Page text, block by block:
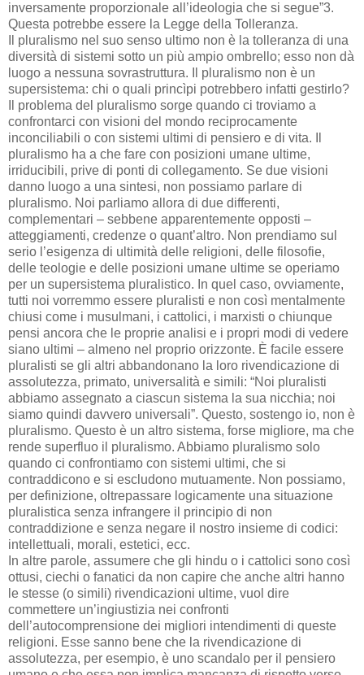
inversamente proporzionale all’ideologia che si segue”3.
Questa potrebbe essere la Legge della Tolleranza.
Il pluralismo nel suo senso ultimo non è la tolleranza di una
diversità di sistemi sotto un più ampio ombrello; esso non dà
luogo a nessuna sovrastruttura. Il pluralismo non è un
supersistema: chi o quali princìpi potrebbero infatti gestirlo?
Il problema del pluralismo sorge quando ci troviamo a
confrontarci con visioni del mondo reciprocamente
inconciliabili o con sistemi ultimi di pensiero e di vita. Il
pluralismo ha a che fare con posizioni umane ultime,
irriducibili, prive di ponti di collegamento. Se due visioni
danno luogo a una sintesi, non possiamo parlare di
pluralismo. Noi parliamo allora di due differenti,
complementari – sebbene apparentemente opposti –
atteggiamenti, credenze o quant’altro. Non prendiamo sul
serio l’esigenza di ultimità delle religioni, delle filosofie,
delle teologie e delle posizioni umane ultime se operiamo
per un supersistema pluralistico. In quel caso, ovviamente,
tutti noi vorremmo essere pluralisti e non così mentalmente
chiusi come i musulmani, i cattolici, i marxisti o chiunque
pensi ancora che le proprie analisi e i propri modi di vedere
siano ultimi – almeno nel proprio orizzonte. È facile essere
pluralisti se gli altri abbandonano la loro rivendicazione di
assolutezza, primato, universalità e simili: “Noi pluralisti
abbiamo assegnato a ciascun sistema la sua nicchia; noi
siamo quindi davvero universali”. Questo, sostengo io, non è
pluralismo. Questo è un altro sistema, forse migliore, ma che
rende superfluo il pluralismo. Abbiamo pluralismo solo
quando ci confrontiamo con sistemi ultimi, che si
contraddicono e si escludono mutuamente. Non possiamo,
per definizione, oltrepassare logicamente una situazione
pluralistica senza infrangere il principio di non
contraddizione e senza negare il nostro insieme di codici:
intellettuali, morali, estetici, ecc.
In altre parole, assumere che gli hindu o i cattolici sono così
ottusi, ciechi o fanatici da non capire che anche altri hanno
le stesse (o simili) rivendicazioni ultime, vuol dire
commettere un’ingiustizia nei confronti
dell’autocomprensione dei migliori intendimenti di queste
religioni. Esse sanno bene che la rivendicazione di
assolutezza, per esempio, è uno scandalo per il pensiero